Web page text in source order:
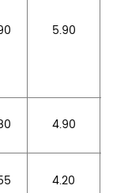
5.90
4.90
4.20